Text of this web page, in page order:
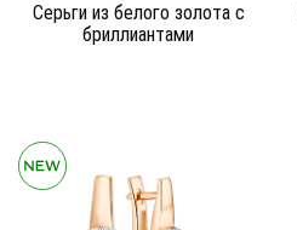
Серьги из белого золота c
бриллиантами